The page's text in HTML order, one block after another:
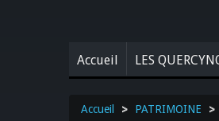
Accueil LES
Accueil > PATRIMOINE >